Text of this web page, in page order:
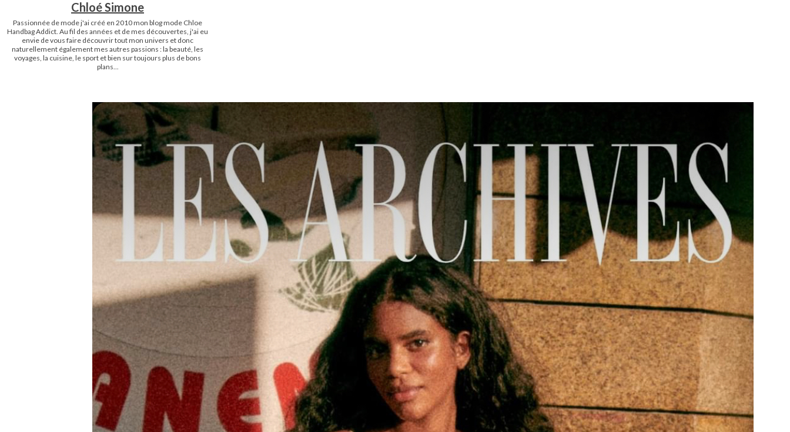
Chloé Simone
Passionnée de mode j'ai créé en 2010 mon blog mode Chloe
Handbag Addict. Au fil des années et de mes découvertes, j'ai eu
envie de vous faire découvrir tout mon univers et donc
naturellement également mes autres passions : la beauté, les
voyages, la cuisine, le sport et bien sur toujours plus de bons
plans...